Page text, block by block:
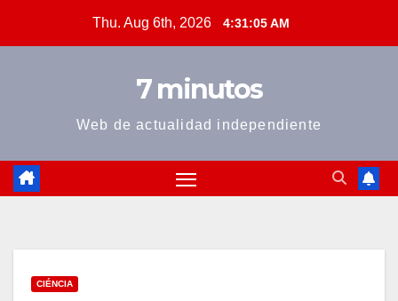
Thu. Aug 6th, 2026 4:31:05 AM
7 minutos
Web de actualidad independiente
CIÉNCIA